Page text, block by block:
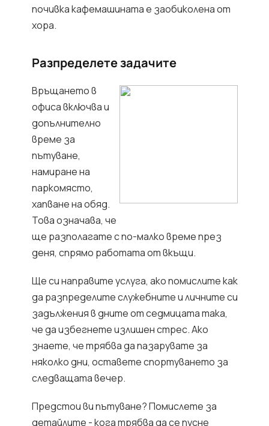
почивка кафемашината е заобиколена от
хора.
Разпределете задачите
Връщането в
офиса включва и
допълнително
време за
пътуване,
намиране на
паркомясто,
хапване на обяд.
Това означава, че
ще разполагате с по-малко време през
деня, спрямо работата от вкъщи.
Ще си направите услуга, ако помислите как
да разпределите служебните и личните си
задължения в дните от седмицата така,
че да избегнете излишен стрес. Ако
знаете, че трябва да пазарувате за
няколко дни, оставете спортуването за
следващата вечер.
Предстои ви пътуване? Помислете за
детайлите - кога трябва да се пусне